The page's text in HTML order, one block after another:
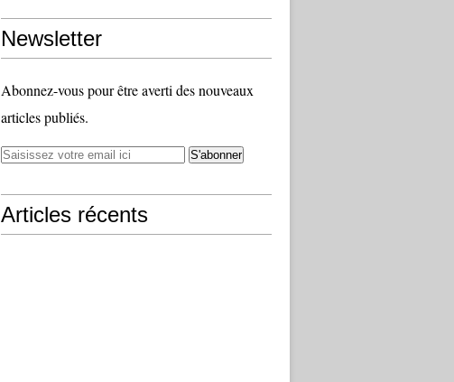
Newsletter
Abonnez-vous pour être averti des nouveaux
articles publiés.
Articles récents